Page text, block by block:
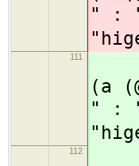
" : "
111
(a
" : "
112